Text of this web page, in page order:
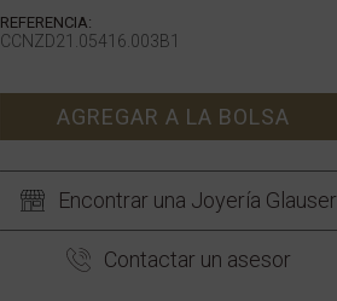
REFERENCIA:
CCNZD21.05416.003B1
AGREGAR A LA BOLSA
Encontrar una Joyería Glauser
Contactar un asesor